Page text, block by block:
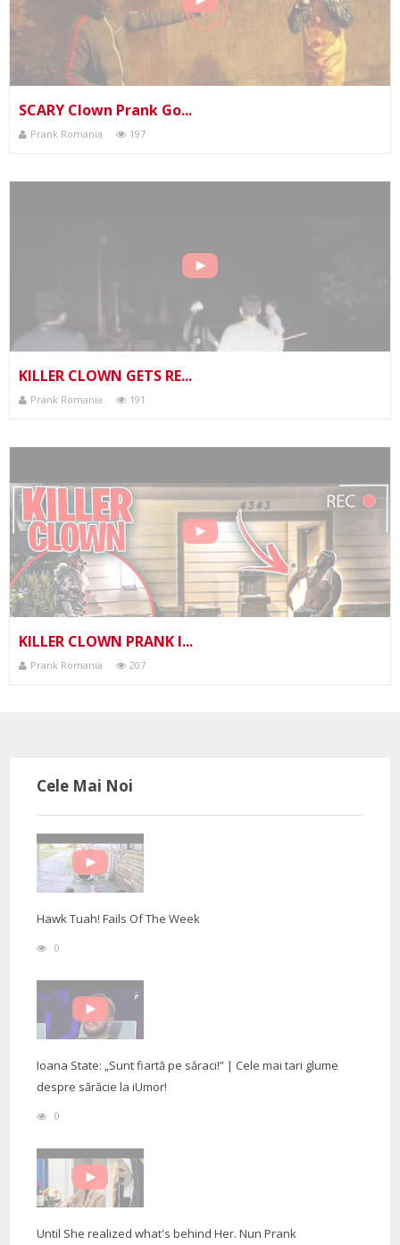
SCARY Clown Prank Go...
Prank Romania 197
KILLER CLOWN GETS RE...
Prank Romania 191
KILLER CLOWN PRANK I...
Prank Romania 207
Cele Mai Noi
Hawk Tuah! Fails Of The Week
0
Ioana State: „Sunt fiartă pe săraci!” | Cele mai tari glume
despre sărăcie la iUmor!
0
Until She realized what's behind Her. Nun Prank